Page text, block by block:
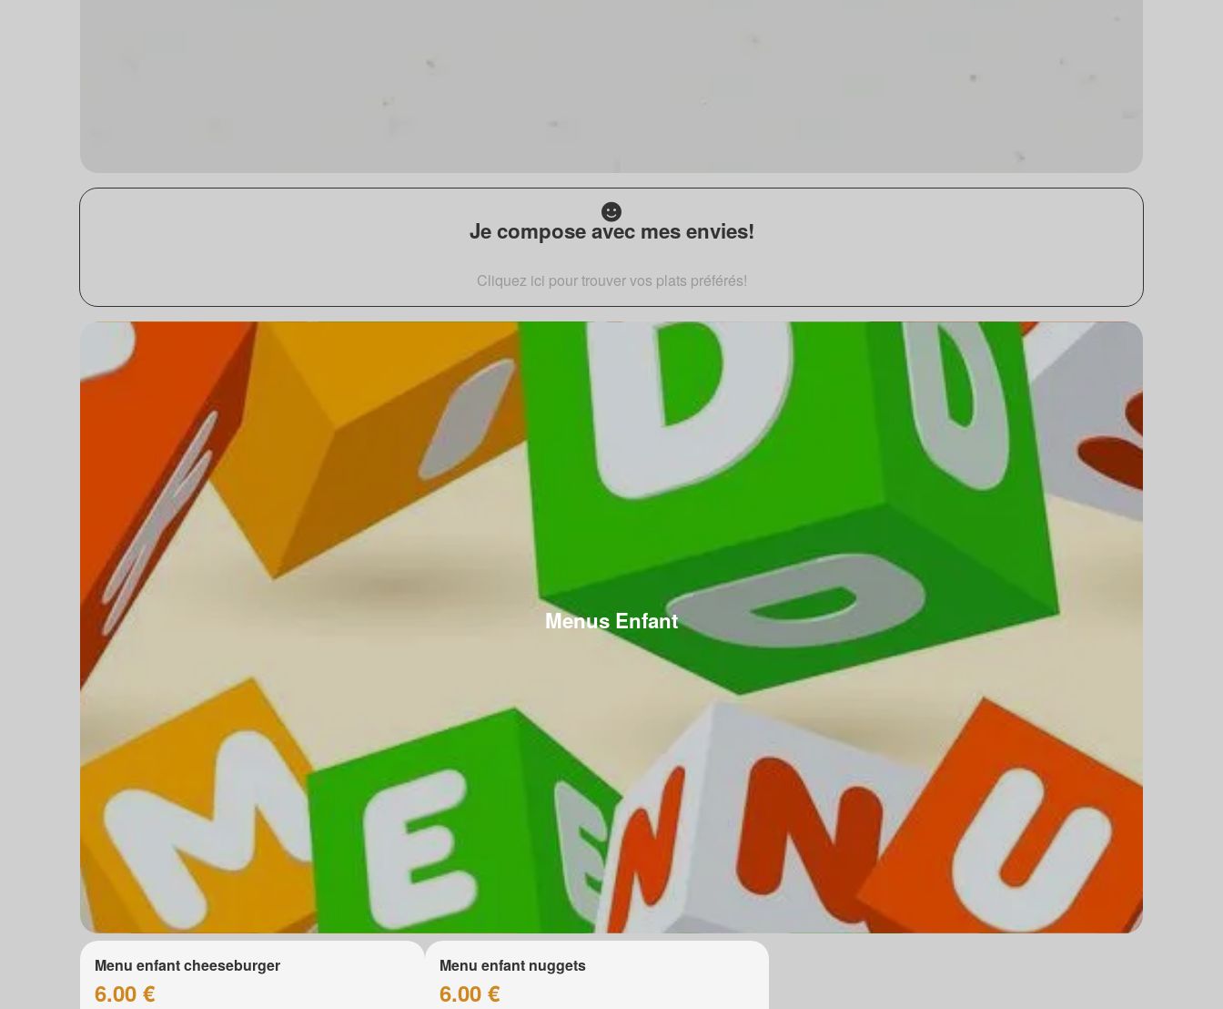
Je compose avec mes envies!
Cliquez ici pour trouver vos plats préférés!
Menus Enfant
Menu enfant cheeseburger
6.00 €
Menu enfant nuggets
6.00 €